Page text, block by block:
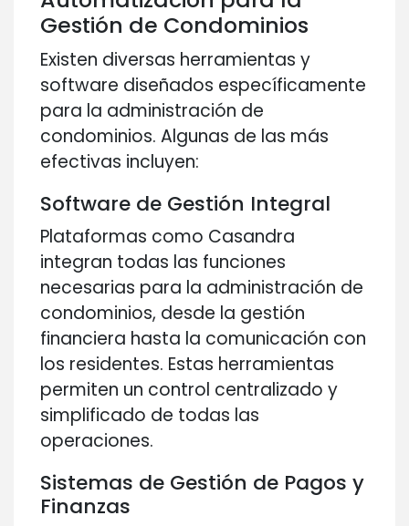
Gestión de Condominios
Existen diversas herramientas y
software diseñados específicamente
para la administración de
condominios. Algunas de las más
efectivas incluyen:
Software de Gestión Integral
Plataformas como Casandra
integran todas las funciones
necesarias para la administración de
condominios, desde la gestión
financiera hasta la comunicación con
los residentes. Estas herramientas
permiten un control centralizado y
simplificado de todas las
operaciones.
Sistemas de Gestión de Pagos y
Finanzas